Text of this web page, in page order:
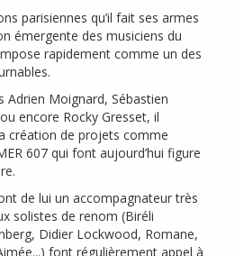
parisiennes qu’il fait ses armes
émergente des musiciens du
rapidement comme un des
Adrien Moignard, Sébastien
encore Rocky Gresset, il
création de projets comme
607 qui font aujourd’hui figure
de lui un accompagnateur très
solistes de renom (Biréli
Didier Lockwood, Romane,
font régulièrement appel à